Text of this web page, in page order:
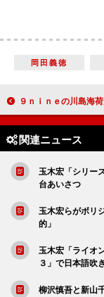
岡田義徳
９ｎｉｎｅの川島海荷が綾波レイに変身 エヴァン
関連ニュース
玉木宏「シリー
台あいさつ
玉木宏らがボリ
的」
玉木宏「ライオ
３」で日本語吹
柳沢慎吾と新山